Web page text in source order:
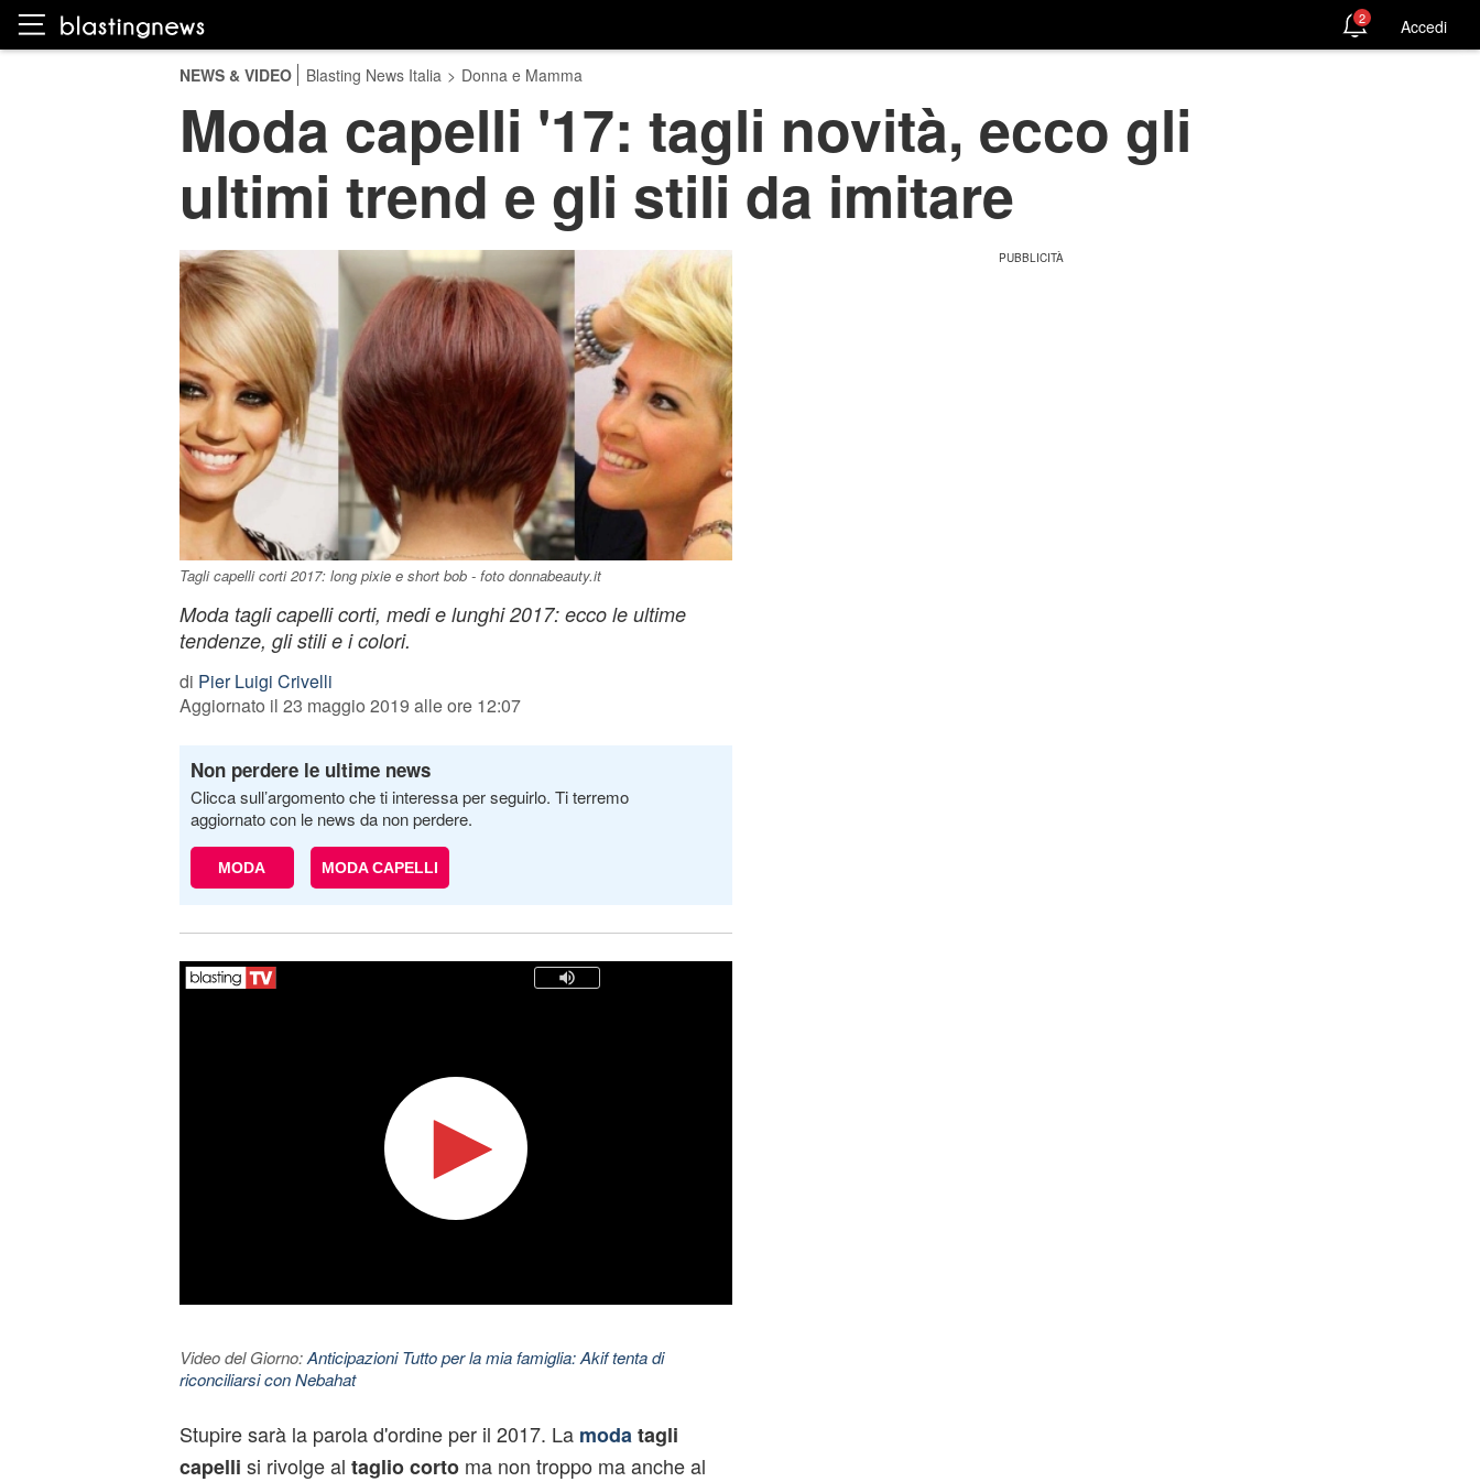
2 Accedi
NEWS & VIDEO Blasting News Italia > Donna e Mamma
Moda capelli '17: tagli novità, ecco gli
ultimi trend e gli stili da imitare
Tagli capelli corti 2017: long pixie e short bob - foto donnabeauty.it
Moda tagli capelli corti, medi e lunghi 2017: ecco le ultime
tendenze, gli stili e i colori.
di Pier Luigi Crivelli
Aggiornato il 23 maggio 2019 alle ore 12:07
Non perdere le ultime news
Clicca sull’argomento che ti interessa per seguirlo. Ti terremo
aggiornato con le news da non perdere.
MODA MODA CAPELLI
Video del Giorno:Anticipazioni Tutto per la mia famiglia: Akif tenta di
riconciliarsi con Nebahat
Stupire sarà la parola d'ordine per il 2017. La modatagli
capelli si rivolge al taglio cortoma non troppo ma anche al